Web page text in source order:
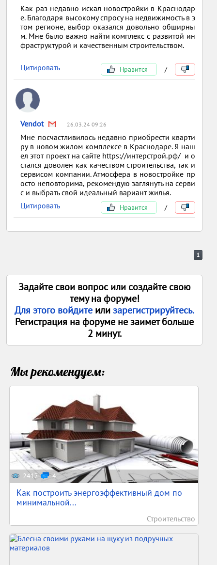
Как раз недавно искал новостройки в Краснодар
е. Благодаря высокому спросу на недвижимость в э
том регионе, выбор оказался довольно обширны
м. Мне было важно найти комплекс с развитой ин
фраструктурой и качественным строительством.
Цитировать Нравится /
Vendot 26.03.24 09:26
Мне посчастливилось недавно приобрести кварти
ру в новом жилом комплексе в Краснодаре. Я наш
ел этот проект на сайте https://интерстрой.рф/ и о
стался доволен как качеством строительства, так и
сервисом компании. Атмосфера в новостройке пр
осто неповторима, рекомендую заглянуть на серви
с и выбрать свой идеальный вариант жилья.
Цитировать
Нравится /
1
Задайте свои вопрос или создайте свою
тему на форуме!
Для этого войдите илизарегистрируйтесь.
Регистрация на форуме не заимет больше
2 минут.
Мы рекомендуем:
2417 4
Как построить энергоэффективный дом по
минимальной...
Строительство